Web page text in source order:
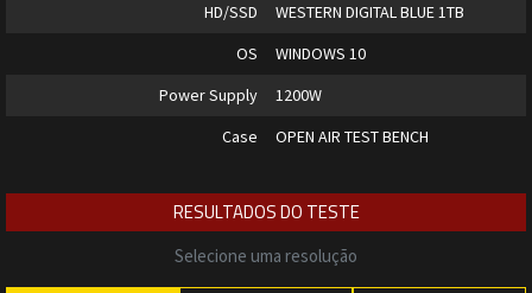
HD/SSD
WESTERN DIGITAL BLUE 1TB
OS
WINDOWS 10
Power Supply
1200W
Case
OPEN AIR TEST BENCH
RESULTADOS DO TESTE
Selecione uma resolução